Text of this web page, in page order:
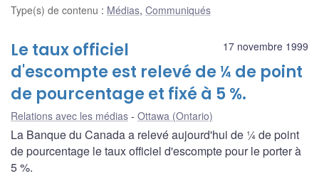
Type(s) de contenu : Médias, Communiqués
17 novembre 1999
Le taux officiel
d'escompte est relevé de ¼ de point
de pourcentage et fixé à 5 %.
Relations avec les médias Ottawa (Ontario)
La Banque du Canada a relevé aujourd'hui de ¼ de point
de pourcentage le taux officiel d'escompte pour le porter à
5 %.